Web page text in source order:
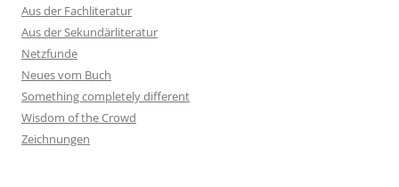
Aus der Fachliteratur
Aus der Sekundärliteratur
Netzfunde
Neues vom Buch
Something completely different
Wisdom of the Crowd
Zeichnungen